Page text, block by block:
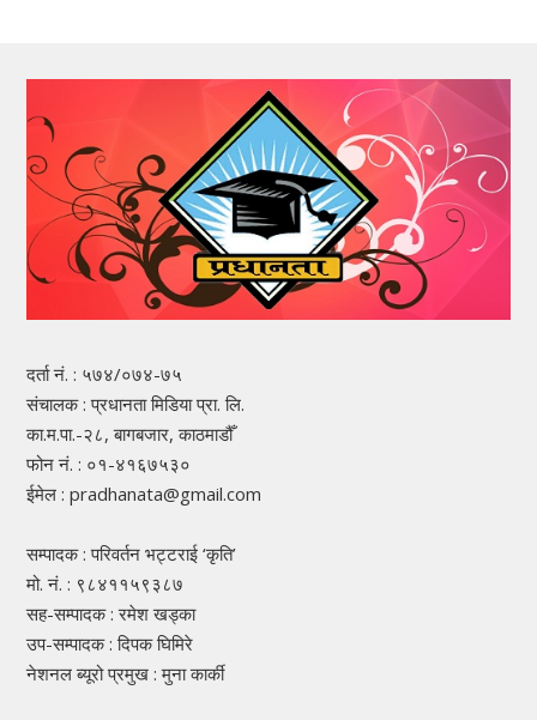
दर्ता नं. : ५७४/०७४-७५
संचालक : प्रधानता मिडिया प्रा. लि.
का.म.पा.-२८, बागबजार, काठमाडौँ
फोन नं. : ०१-४१६७५३०
ईमेल : pradhanata@gmail.com
सम्पादक : परिवर्तन भट्टराई ‘कृति’
मो. नं. : ९८४११५९३८७
सह-सम्पादक : रमेश खड्का
उप-सम्पादक : दिपक घिमिरे
नेशनल ब्यूरो प्रमुख : मुना कार्की